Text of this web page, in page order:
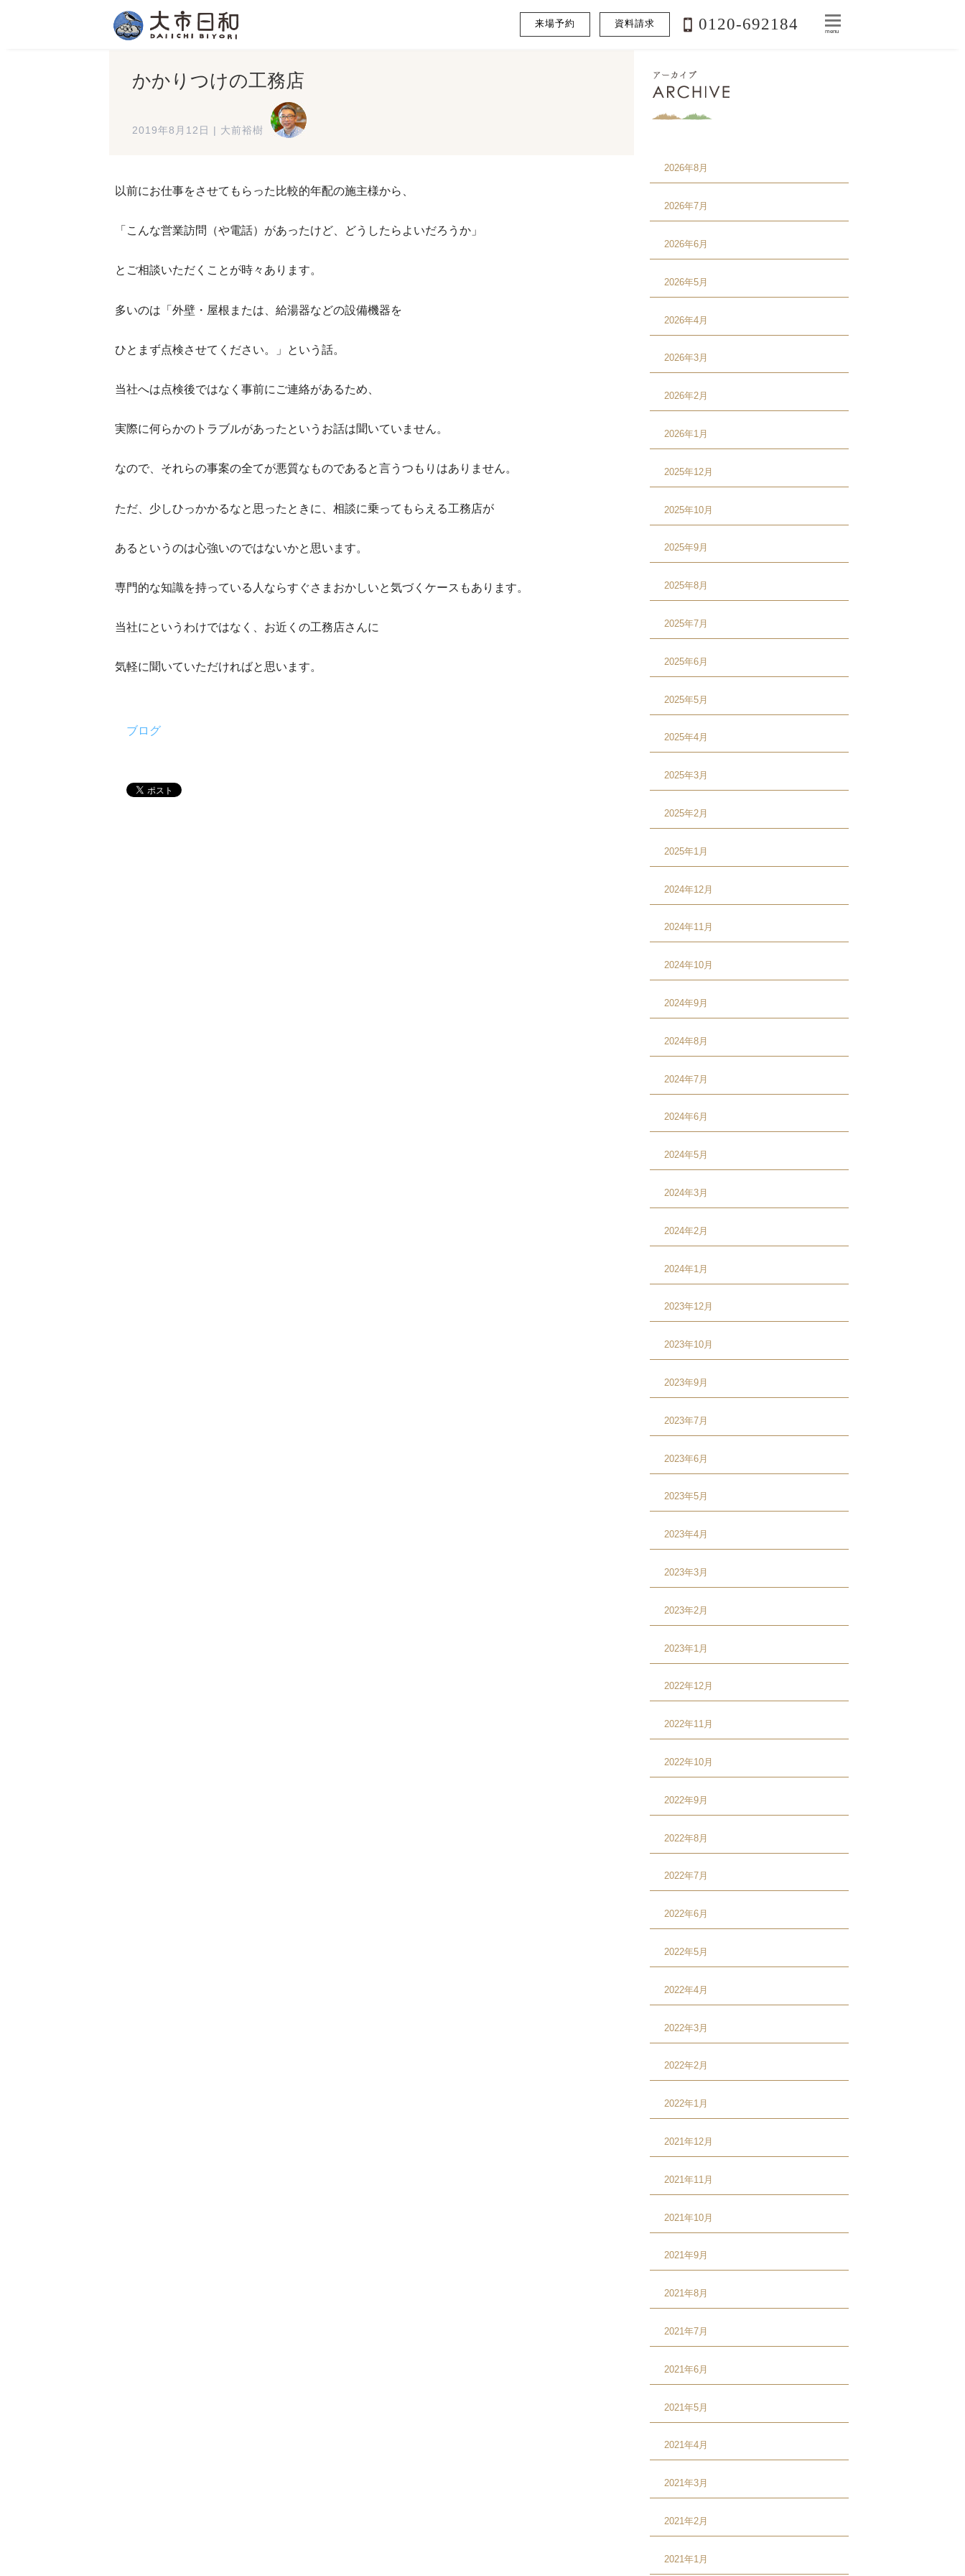
来場予約 資料請求 0120-692184 menu
かかりつけの工務店
2019年8月12日 大前裕樹
以前にお仕事をさせてもらった比較的年配の施主様から、
「こんな営業訪問（や電話）があったけど、どうしたらよいだろうか」
とご相談いただくことが時々あります。
多いのは「外壁・屋根または、給湯器などの設備機器を
ひとまず点検させてください。」という話。
当社へは点検後ではなく事前にご連絡があるため、
実際に何らかのトラブルがあったというお話は聞いていません。
なので、それらの事案の全てが悪質なものであると言うつもりはありません。
ただ、少しひっかかるなと思ったときに、相談に乗ってもらえる工務店が
あるというのは心強いのではないかと思います。
専門的な知識を持っている人ならすぐさまおかしいと気づくケースもあります。
当社にというわけではなく、お近くの工務店さんに
気軽に聞いていただければと思います。
ブログ
2026年8月
2026年7月
2026年6月
2026年5月
2026年4月
2026年3月
2026年2月
2026年1月
2025年12月
2025年10月
2025年9月
2025年8月
2025年7月
2025年6月
2025年5月
2025年4月
2025年3月
2025年2月
2025年1月
2024年12月
2024年11月
2024年10月
2024年9月
2024年8月
2024年7月
2024年6月
2024年5月
2024年3月
2024年2月
2024年1月
2023年12月
2023年10月
2023年9月
2023年7月
2023年6月
2023年5月
2023年4月
2023年3月
2023年2月
2023年1月
2022年12月
2022年11月
2022年10月
2022年9月
2022年8月
2022年7月
2022年6月
2022年5月
2022年4月
2022年3月
2022年2月
2022年1月
2021年12月
2021年11月
2021年10月
2021年9月
2021年8月
2021年7月
2021年6月
2021年5月
2021年4月
2021年3月
2021年2月
2021年1月